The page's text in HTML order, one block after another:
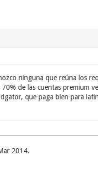
ninguna que reúna los
de las cuentas premium
que paga bien para
2014.